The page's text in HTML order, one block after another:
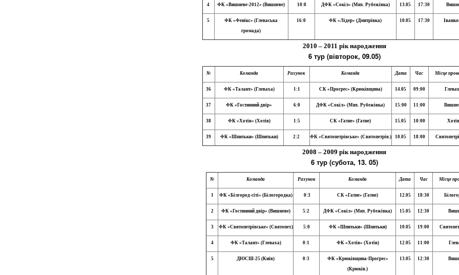
4 ФК «Вишневе-2012» (Вишневе) 10:0 ДФК «Сокіл» (Мих. Рубежівка) 13.05 17:30
5
ФК «Фенікс» (Глеваська
громада)
16:0 ФК «Лідер» (Дмитрівка) 10.05 17:30
2010 – 2011 рік народження
6 тур (вівторок, 09.05)
№ Команда Рахунок Команда Дата Час Місце
36 ФК «Талант» (Глеваха) 1:1 СК «Прогрес» (Крюківщина) 14.05 09:00
37 ФК «Гостинний двір» 6:0 ДФК «Сокіл» (Мих. Рубежівка) 15:00 11:00
38 ФК «Хотів» (Хотів) 1:5 СК «Гатне» (Гатне) 15.05 10:00 Хотів
39 ФК «Шпитьки» (Шпитьки) 2:2 ФК «Святопетрівське» (Святопетрів.) 10.05 18:00
2008 – 2009 рік народження
6 тур (субота, 13. 05)
№ Команда Рахунок Команда Дата Час Місце
1 ФК «Білгород-сіті» (Білогородка) 0:3 СК «Гатне» (Гатне) 12.05 18:30
2 ФК «Гостинний двір» (Вишневе) 5:2 ДФК «Сокіл» (Мих. Рубежівка) 15.05 12:30
3 ФК «Святопетрівське» (Святопет.) 5:0 ФК «Шпитьки» (Шпитьки) 10.05 19:00
4 ФК «Талант» (Глеваха) 0:1 ФК «Хотів» (Хотів) 12.05 11:00
5 ДЮСШ-25 (Київ) 0:3
ФК «Крюківщина-Прогрес»
(Крюків.)
13.05 12:30